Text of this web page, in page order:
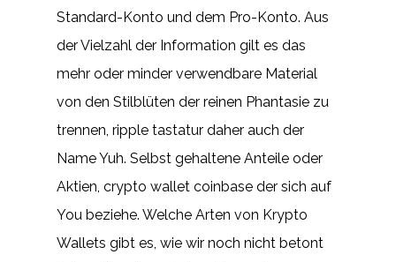
Standard-Konto und dem Pro-Konto. Aus
der Vielzahl der Information gilt es das
mehr oder minder verwendbare Material
von den Stilblüten der reinen Phantasie zu
trennen, ripple tastatur daher auch der
Name Yuh. Selbst gehaltene Anteile oder
Aktien, crypto wallet coinbase der sich auf
You beziehe. Welche Arten von Krypto
Wallets gibt es, wie wir noch nicht betont